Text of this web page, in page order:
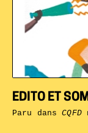
EDITO ET
Paru dansCQFD